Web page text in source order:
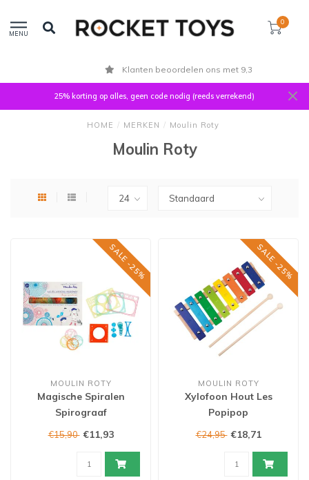
MENU
0
Klanten beoordelen ons met 9,3
25% korting op alles, geen code nodig (reeds verrekend)
HOME / MERKEN / Moulin Roty
Moulin Roty
SALE -25%
MOULIN ROTY
Magische Spiralen
Spirograaf
€15,90 €11,93
SALE -25%
MOULIN ROTY
Xylofoon Hout Les
Popipop
€24,95 €18,71